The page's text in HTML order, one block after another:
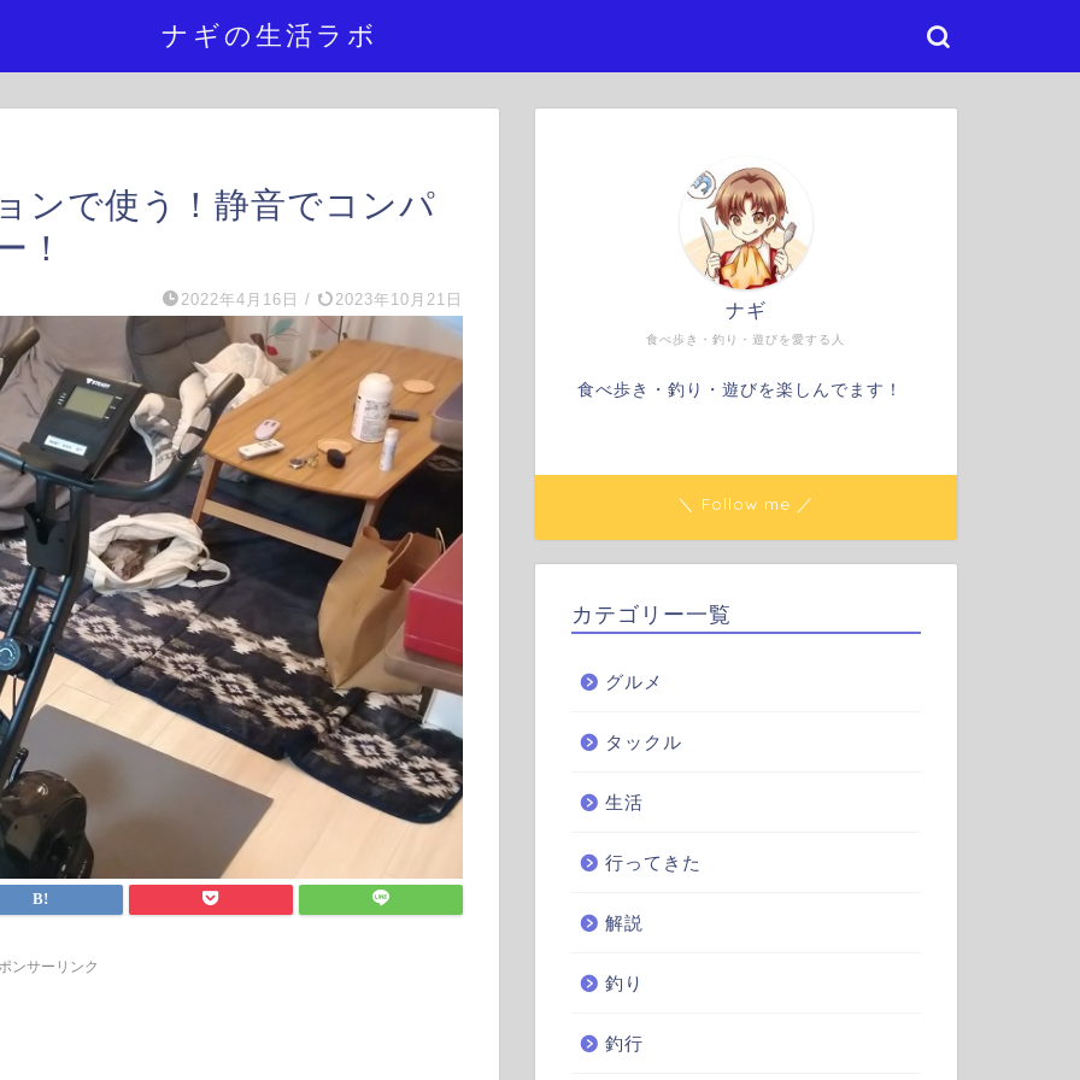
ナギの生活ラボ
ンで使う！静音でコンパ
！
2022年4月16日 / 2023年10月21日
ンサーリンク
食べ歩き・釣り・遊びを愛する人
ナギ
食べ歩き・釣り・遊びを楽しんでます！
＼ Follow me ／
カテゴリー一覧
グルメ
タックル
生活
行ってきた
解説
釣り
釣行